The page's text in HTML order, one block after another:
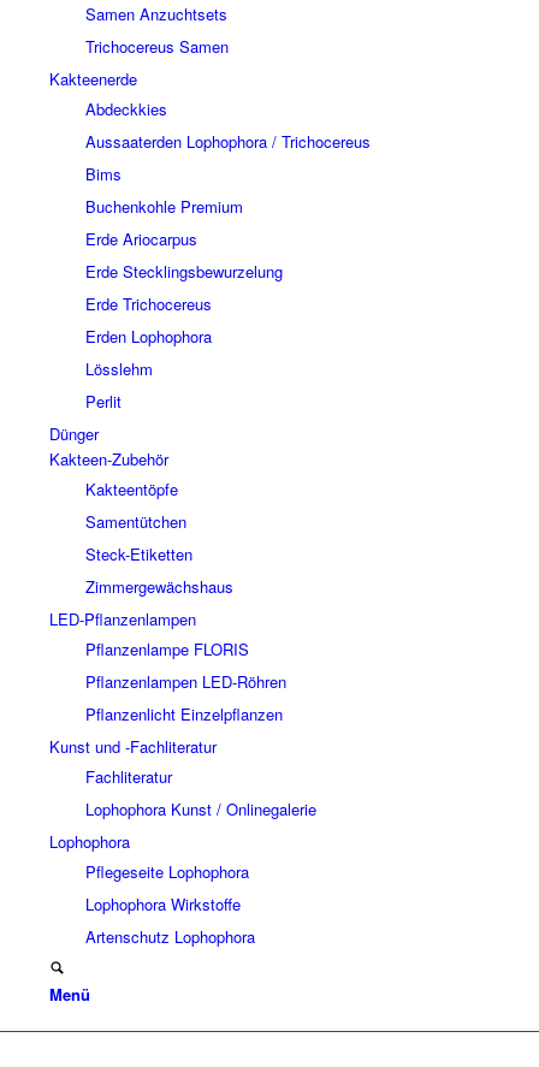
Samen Anzuchtsets
Trichocereus Samen
Kakteenerde
Abdeckkies
Aussaaterden Lophophora / Trichocereus
Bims
Buchenkohle Premium
Erde Ariocarpus
Erde Stecklingsbewurzelung
Erde Trichocereus
Erden Lophophora
Lösslehm
Perlit
Dünger
Kakteen-Zubehör
Kakteentöpfe
Samentütchen
Steck-Etiketten
Zimmergewächshaus
LED-Pflanzenlampen
Pflanzenlampe FLORIS
Pflanzenlampen LED-Röhren
Pflanzenlicht Einzelpflanzen
Kunst und -Fachliteratur
Fachliteratur
Lophophora Kunst / Onlinegalerie
Lophophora
Pflegeseite Lophophora
Lophophora Wirkstoffe
Artenschutz Lophophora
Menü